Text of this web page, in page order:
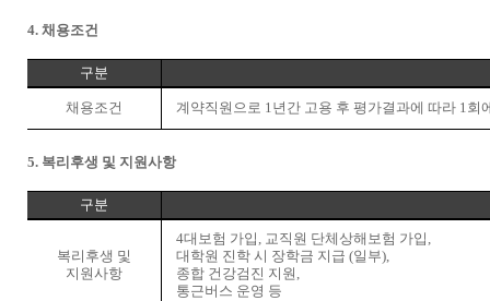
4. 채용조건
구분
채용조건 계약직원으로 1 년간 고용 후 평가결과에 따라 1 회
5. 복리후생 및 지원사항
구분
복리후생 및
지원사항
4대보험 가입 교직원 단체상해보험 가입
대학원 진학 시 장학금 지급(일부),
종합 건강검진 지원
통근버스 운영 등